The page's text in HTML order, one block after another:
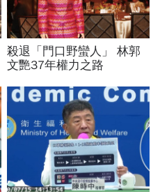
殺退「門口野蠻人」 林郭
文艷37年權力之路